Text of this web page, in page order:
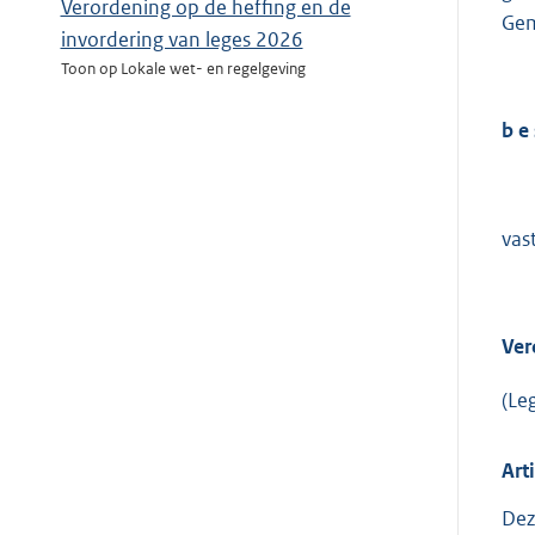
Verordening op de heffing en de
invordering van leges 2026
Toon op Lokale wet- en regelgeving
be